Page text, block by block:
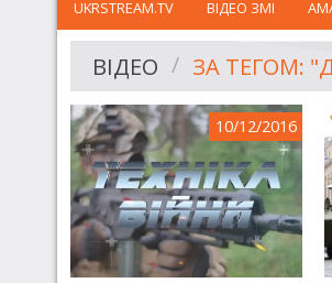
UKRSTREAM.TV ВІДЕО ЗМІ
ВІДЕО ЗА ТЕГОМ:
10/12/2016